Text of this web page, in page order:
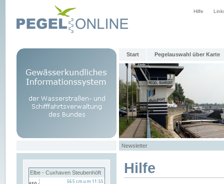
Hilfe
Start Pegelauswahl über Karte
Newsletter
Elbe - Cuxhaven Steubenhöft Hilfe